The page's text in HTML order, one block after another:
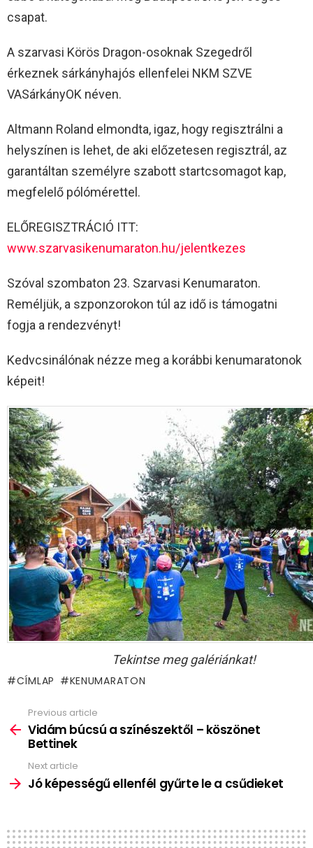
csapat.
A szarvasi Körös Dragon-osoknak Szegedről
érkeznek sárkányhajós ellenfelei NKM SZVE
VASárkányOK néven.
Altmann Roland elmondta, igaz, hogy regisztrálni a
helyszínen is lehet, de aki előzetesen regisztrál, az
garantáltan személyre szabott startcsomagot kap,
megfelelő pólómérettel.
ELŐREGISZTRÁCIÓ ITT:
www.szarvasikenumaraton.hu/jelentkezes
Szóval szombaton 23. Szarvasi Kenumaraton.
Reméljük, a szponzorokon túl az idő is támogatni
fogja a rendezvényt!
Kedvcsinálónak nézze meg a korábbi kenumaratonok
képeit!
Tekintse meg galériánkat!
CÍMLAP KENUMARATON
more
Previous article
Vidám búcsú a színészektől – köszönet
Bettinek
Next article
Jó képességű ellenfél gyűrte le a csűdieket